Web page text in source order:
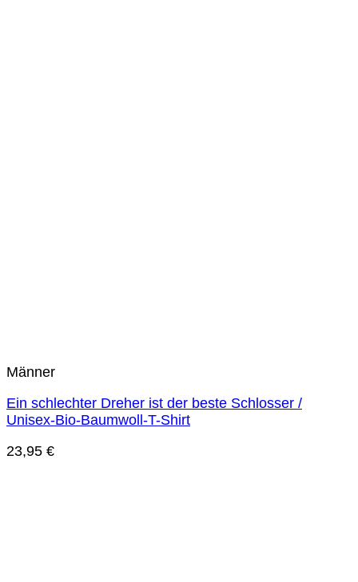
Männer
Ein schlechter Dreher ist der beste Schlosser /
Unisex-Bio-Baumwoll-T-Shirt
23,95 €